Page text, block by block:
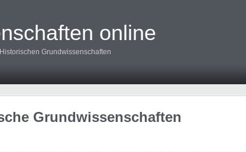
online
Grundwissenschaften
Grundwissenschaften